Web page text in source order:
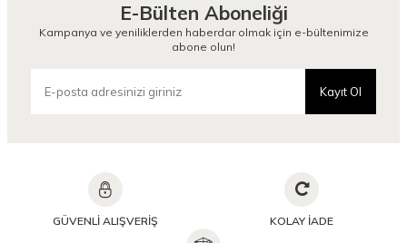
Etnik desen şal modelleri, geçmişin izlerini taşıyan geometrik figürler,
otantik kilim desenleri ve mistik motiflerle bezenmiş son derece
özgün tasarımlardır. Günlük giyiminizde hareketli ve sanatsal
etnik desen alternatifleri, basic kombinleri bile anında üst seviyeye
her dönemin trendi olmayı başaran bu kupları daha farklı modellerle
edeceğiniz şal etnik desen tasarımları, özellikle toprak tonları ve
keten kıyafetlerle kusursuz bir uyum yakalar. Başınızda ağırlık
yapmayan ve gün boyu formunu koruyan en şık etnik desen şal
serilerimiz, her mevsim rahatlıkla kullanabileceğiniz dokuma
E-Bülten Aboneliği
Kampanya ve yeniliklerden haberdar olmak için e-bültenimize
abone olun!
Kayıt Ol
GÜVENLİ ALIŞVERİŞ KOLAY İADE